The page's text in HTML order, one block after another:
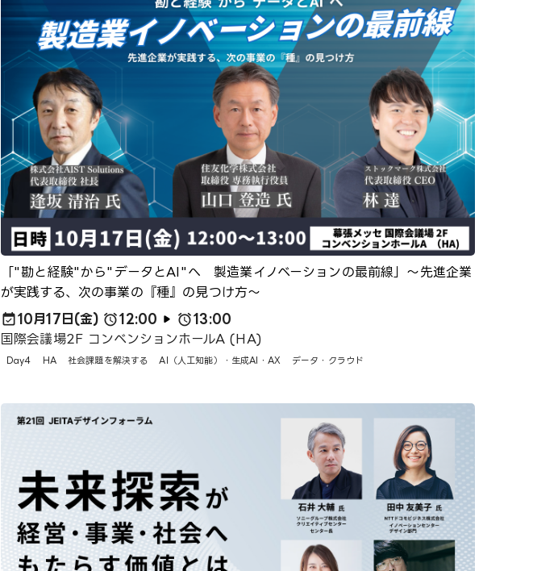
「"勘と経験"から"データとAI"へ 製造業イノベーションの最前線」～先進企業
が実践する、次の事業の『種』の見つけ方～
国際会議場2F コンベンションホールA (HA)
10月17日(金) 12:00 13:00
Day4 HA 社会課題を解決する AI（人工知能）・生成AI・AX データ・クラウド